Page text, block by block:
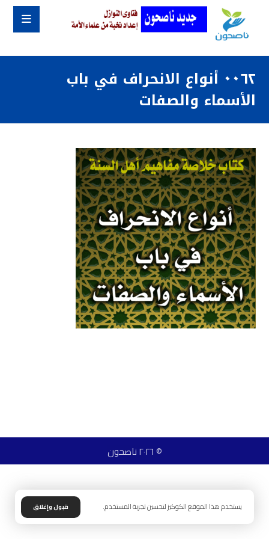
٠٠٦٢ أنواع الانحراف في باب
الأسماء والصفات
© ٢٠٢٦ ناصحون
يستخدم هذا الموقع الكوكيز لتحسين تجربة المستخدم. قبول وإغلاق